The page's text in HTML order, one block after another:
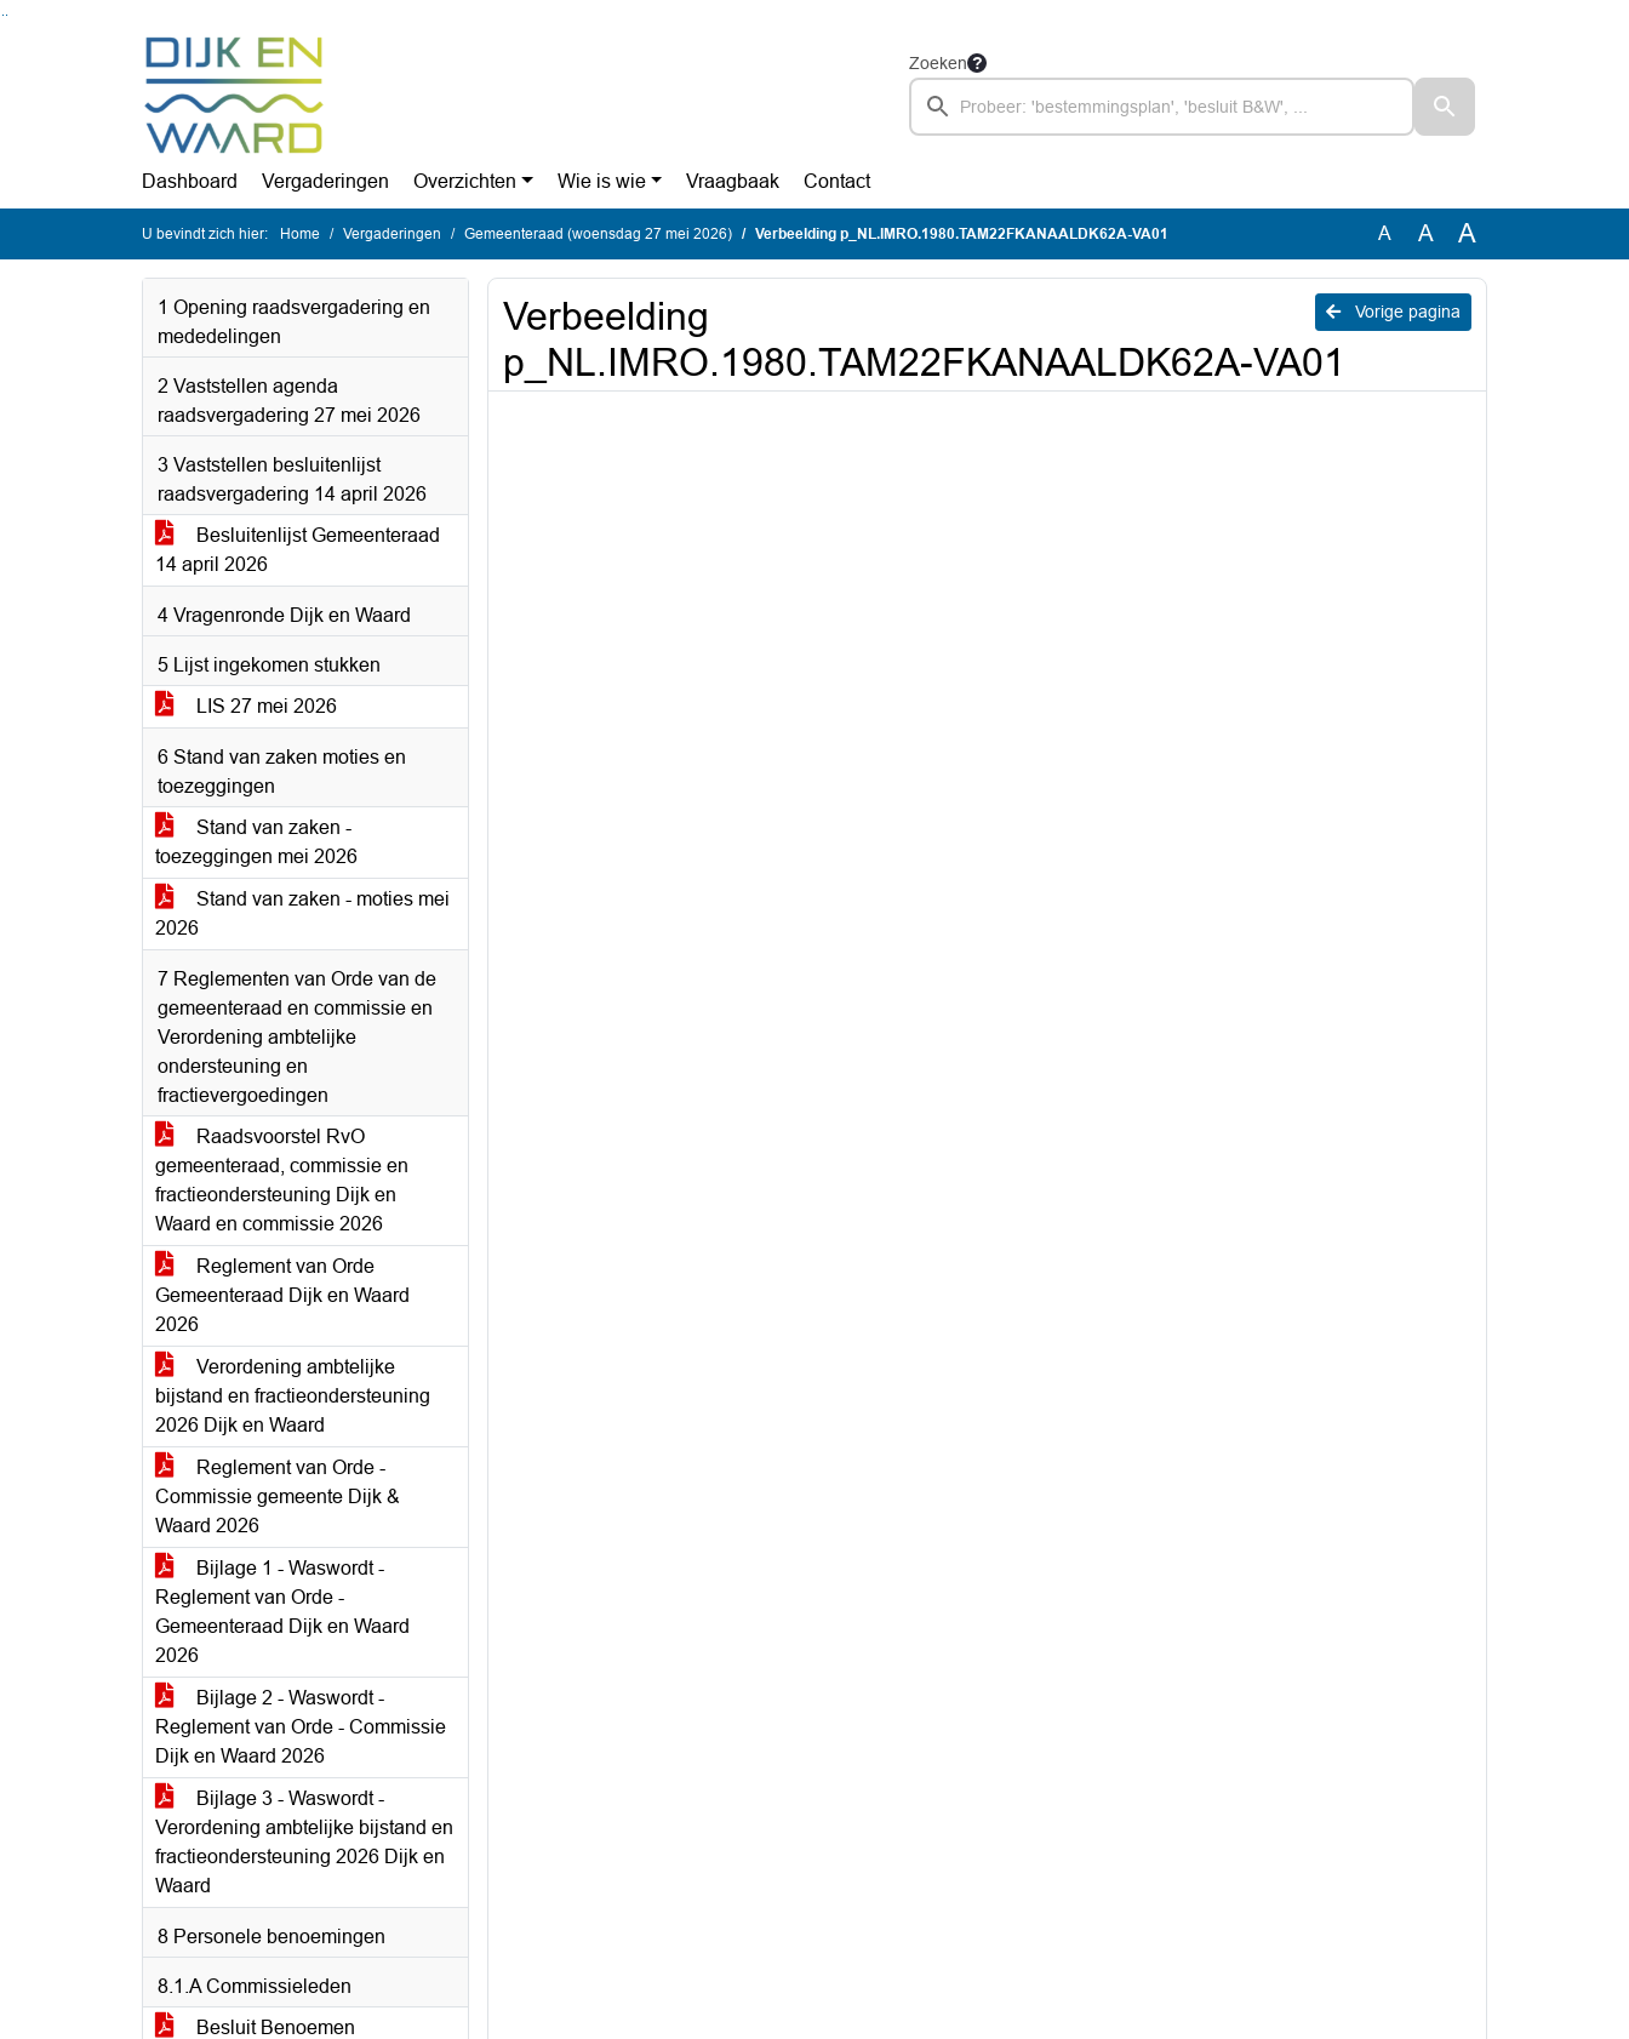
Zoeken
Dashboard Vergaderingen Overzichten Wie is wie Vraagbaak Contact
U bevindt zich hier: Home Vergaderingen Gemeenteraad (woensdag 27 mei 2026) Verbeelding p_NL.IMRO.1980.TAM22FKANAALDK62A-VA01 A A A
1 Opening raadsvergadering en
mededelingen
2 Vaststellen agenda
raadsvergadering 27 mei 2026
3 Vaststellen besluitenlijst
raadsvergadering 14 april 2026
Besluitenlijst Gemeenteraad
14 april 2026
4 Vragenronde Dijk en Waard
5 Lijst ingekomen stukken
LIS 27 mei 2026
6 Stand van zaken moties en
toezeggingen
Stand van zaken -
toezeggingen mei 2026
Stand van zaken - moties mei
2026
7 Reglementen van Orde van de
gemeenteraad en commissie en
Verordening ambtelijke
ondersteuning en
fractievergoedingen
Raadsvoorstel RvO
gemeenteraad, commissie en
fractieondersteuning Dijk en
Waard en commissie 2026
Reglement van Orde
Gemeenteraad Dijk en Waard
2026
Verordening ambtelijke
bijstand en fractieondersteuning
2026 Dijk en Waard
Reglement van Orde -
Commissie gemeente Dijk &
Waard 2026
Bijlage 1 - Waswordt -
Reglement van Orde -
Gemeenteraad Dijk en Waard
2026
Bijlage 2 - Waswordt -
Reglement van Orde - Commissie
Dijk en Waard 2026
Bijlage 3 - Waswordt -
Verordening ambtelijke bijstand en
fractieondersteuning 2026 Dijk en
Waard
8 Personele benoemingen
8.1.A Commissieleden
Besluit Benoemen
Vorige pagina
Verbeelding
p_NL.IMRO.1980.TAM22FKANAALDK62A-VA01